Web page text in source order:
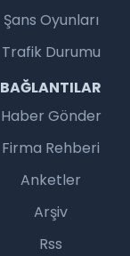
Şans Oyunları
Trafik Durumu
BAĞLANTILAR
Haber Gönder
Firma Rehberi
Anketler
Arşiv
Rss